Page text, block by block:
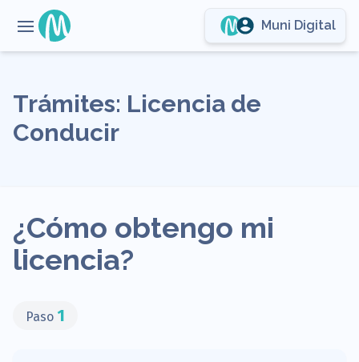
Open Main Menu
Muni Digital
Trámites: Licencia de
Conducir
¿Cómo obtengo mi
licencia?
Paso 1